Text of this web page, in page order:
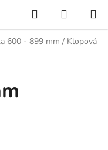
Hledat
KOŠÍK
600 - 899 mm / Klopová